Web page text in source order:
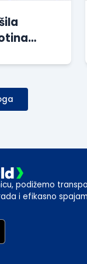
podižemo
i efikasno